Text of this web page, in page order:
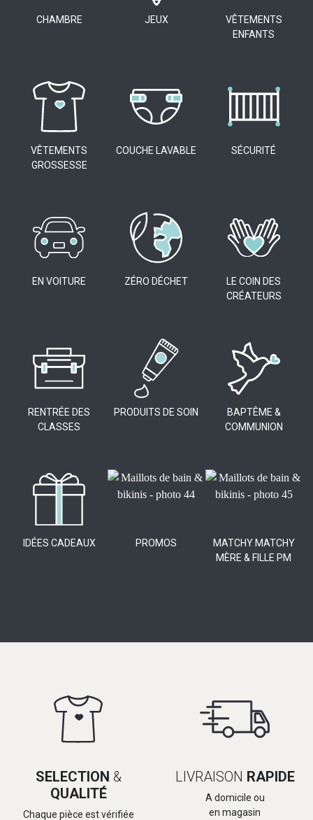
CHAMBRE JEUX
VÊTEMENTS
ENFANTS
VÊTEMENTS
GROSSESSE
COUCHE LAVABLE SÉCURITÉ
EN VOITURE ZÉRO DÉCHET
LE COIN DES
CRÉATEURS
RENTRÉE DES
CLASSES
PRODUITS DE SOIN
BAPTÊME &
COMMUNION
IDÉES CADEAUX PROMOS
MATCHY MATCHY
MÈRE & FILLE PM
SELECTION &
QUALITÉ
Chaque pièce est vérifiée
LIVRAISON RAPIDE
A domicile ou
en magasin